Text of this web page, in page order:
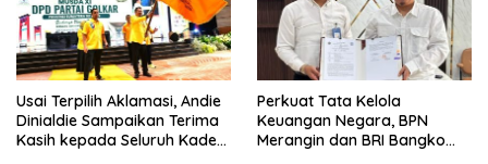
Usai Terpilih Aklamasi, Andie
Dinialdie Sampaikan Terima
Kasih kepada Seluruh Kader
Perkuat Tata Kelola
Keuangan Negara, BPN
Merangin dan BRI Bangko